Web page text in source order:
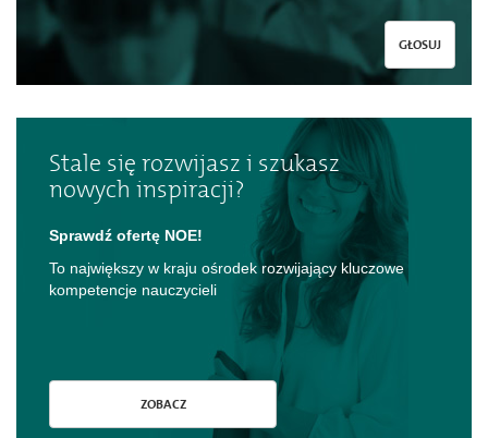
GŁOSUJ
Stale się rozwijasz i szukasz
nowych inspiracji?
Sprawdź ofertę NOE!
To największy w kraju ośrodek rozwijający kluczowe
kompetencje nauczycieli
ZOBACZ